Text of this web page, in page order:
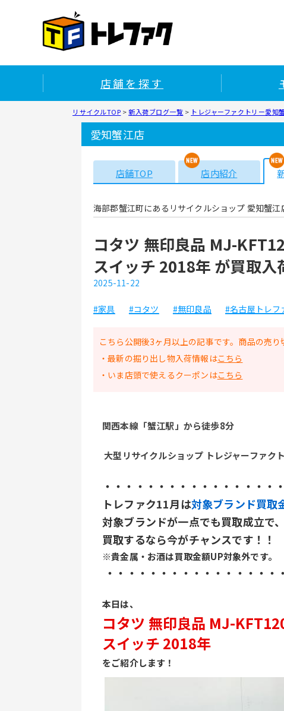
店舗を探す
リサイクルTOP >新入荷ブログ一覧 > トレジャーファクトリー愛知
愛知蟹江店
店舗TOP 店内紹介
海部郡蟹江町にあるリサイクルショップ 愛知蟹江
コタツ 無印良品 MJ-
スイッチ 2018年 が買取入
2025-11-22
#家具 #コタツ #無印良品 #名古屋トレフ
こちら公開後3ヶ月以上の記事です。商品の売り
・最新の掘り出し物入荷情報はこちら
・いま店頭で使えるクーポンはこちら
関西本線「蟹江駅」から徒歩8分
大型リサイクルショップ トレジャーファク
・・・・・・・・・・・・・・・・
トレファク11月は対象ブランド買取
対象ブランドが一点でも買取成立で
買取するなら今がチャンスです！！
※貴金属・お酒は買取金額UP対象外です。
・・・・・・・・・・・・・・・・
﻿本日は、
コタツ 無印良品 MJ-
スイッチ 2018年
をご紹介します！